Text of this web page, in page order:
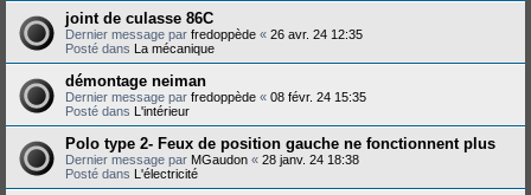
joint de culasse 86C
Dernier message par fredoppède « 26 avr. 24 12:35
Posté dans La mécanique
démontage neiman
Dernier message par fredoppède « 08 févr. 24 15:35
Posté dans L'intérieur
Polo type 2- Feux de position gauche ne fonctionnent plus
Dernier message par MGaudon « 28 janv. 24 18:38
Posté dans L'électricité